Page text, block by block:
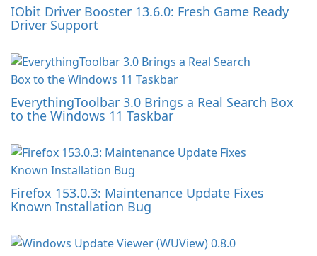
IObit Driver Booster 13.6.0: Fresh Game Ready
Driver Support
EverythingToolbar 3.0 Brings a Real Search Box
to the Windows 11 Taskbar
Firefox 153.0.3: Maintenance Update Fixes
Known Installation Bug